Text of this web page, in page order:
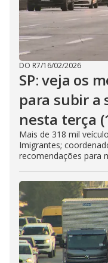
DO R7/16/02/2026
SP: veja os
para subir a
nesta terça
Mais de 318 mil
Imigrantes;
recomendações para